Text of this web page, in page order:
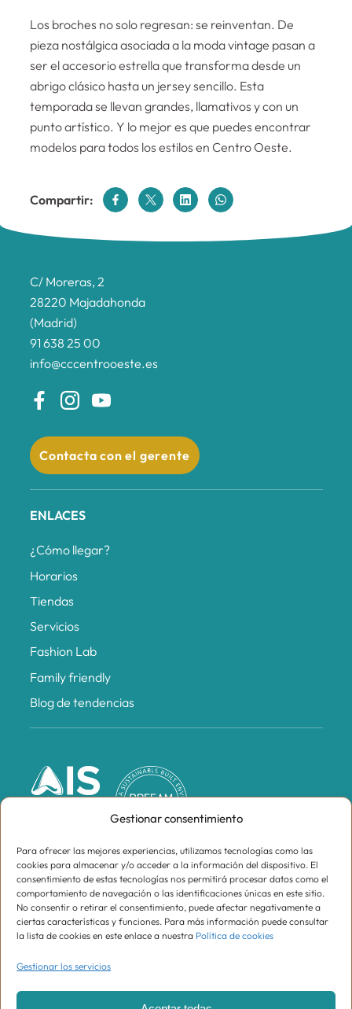
Gestionar consentimiento
Para ofrecer las mejores experiencias, utilizamos tecnologías como las
cookies para almacenar y/o acceder a la información del dispositivo. El
consentimiento de estas tecnologías nos permitirá procesar datos como el
comportamiento de navegación o las identificaciones únicas en este sitio.
No consentir o retirar el consentimiento, puede afectar negativamente a
ciertas características y funciones. Para más información puede consultar
la lista de cookies en este enlace a nuestra Política de cookies
Gestionar los servicios
Los broches no solo regresan: se reinventan. De
pieza nostálgica asociada a la moda vintage pasan a
ser el accesorio estrella que transforma desde un
abrigo clásico hasta un jersey sencillo. Esta
temporada se llevan grandes, llamativos y con un
punto artístico. Y lo mejor es que puedes encontrar
modelos para todos los estilos en Centro Oeste.
Compartir:
C/ Moreras, 2
28220 Majadahonda
(Madrid)
91 638 25 00
info@cccentrooeste.es
Contacta con el gerente
ENLACES
¿Cómo llegar?
Horarios
Tiendas
Servicios
Fashion Lab
Family friendly
Blog de tendencias
Supracomunidad de Propietarios Centro Oeste,